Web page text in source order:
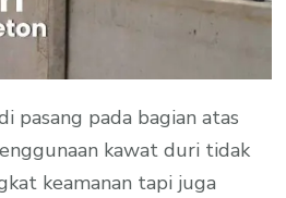
pasang pada bagian atas
kawat duri tidak
keamanan tapi juga